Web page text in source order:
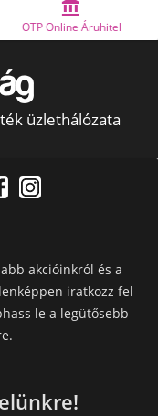

OTP Online Áruhitel
üzlethálózata
akcióinkról és a
iratkozz fel
le a legütősebb